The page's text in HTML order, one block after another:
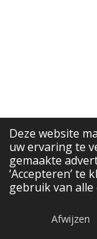
Deze website
uw ervaring te
gemaakte
‘Accepteren’
gebruik van alle
Afwijzen
E-mailadres